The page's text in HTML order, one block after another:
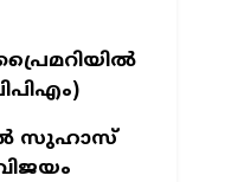
സുഹാസ്